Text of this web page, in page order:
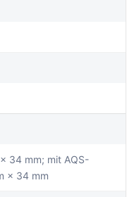
34 mm; mit AQS-
× 34 mm